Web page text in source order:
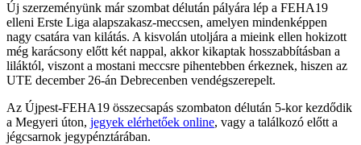
Új szerzeményünk már szombat délután pályára lép a FEHA19
elleni Erste Liga alapszakasz-meccsen, amelyen mindenképpen
nagy csatára van kilátás. A kisvolán utoljára a mieink ellen hokizott
még karácsony előtt két nappal, akkor kikaptak hosszabbításban a
liláktól, viszont a mostani meccsre pihentebben érkeznek, hiszen az
UTE december 26-án Debrecenben vendégszerepelt.
Az Újpest-FEHA19 összecsapás szombaton délután 5-kor kezdődik
a Megyeri úton, jegyek elérhetőek online, vagy a találkozó előtt a
jégcsarnok jegypénztárában.